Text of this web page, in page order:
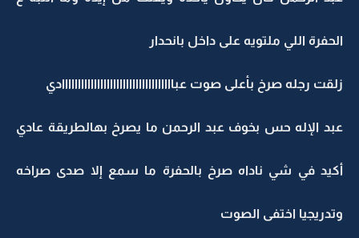
الحفرة اللي ملتويه على داخل بانحدار
زلقت رجله صرخ بأعلى صوت عبااااااااااااااااااااااااااااااااااادي
عبد الإله حس بخوف عبد الرحمن ما يصرخ بهالطريقة عادي
أكيد في شي ناداه صرخ بالحفرة ما سمع إلا صدى صراخه
وتدريجيا اختفى الصوت